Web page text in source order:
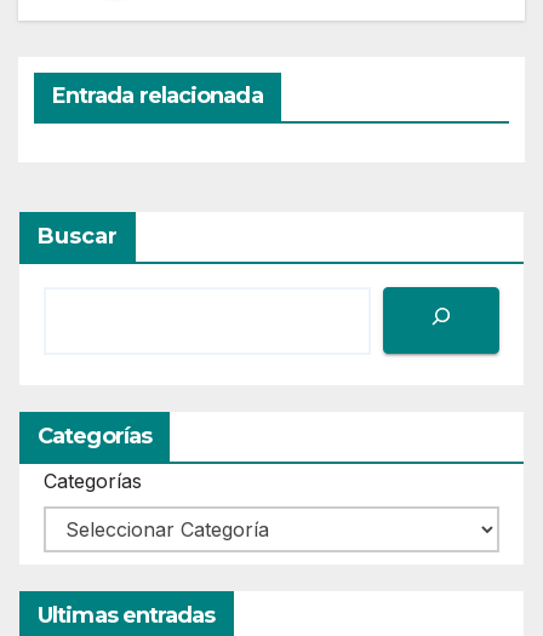
Entrada relacionada
Buscar
Categorías
Categorías
Ultimas entradas